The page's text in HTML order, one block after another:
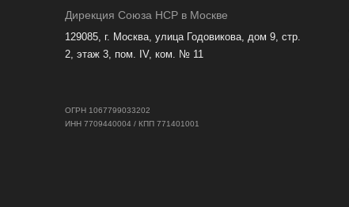
Дирекция Cоюза НСР в Москве
129085, г. Москва, улица Годовикова, дом 9, стр.
2, этаж 3, пом. IV, ком. № 11
ОГРН 1067799033202
ИНН 7709440004 / КПП 771401001